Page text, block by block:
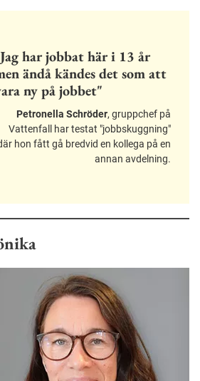
har jobbat här i 13 år
ändå kändes det som att
ny på jobbet"
Petronella Schröder, gruppchef på
Vattenfall har testat "jobbskuggning"
hon fått gå bredvid en kollega på en
annan avdelning.